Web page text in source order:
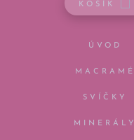
KOŠÍK
ÚVOD
MACRAMÉ
SVÍČKY
MINERÁLY